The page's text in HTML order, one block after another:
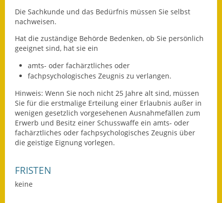
Freizeit- & Sportstätten
Gesundheit & Soziales
Termine &
Veranstaltungen
Vereine
Die Sachkunde und das Bedürfnis müssen Sie selbst
nachweisen.
Hat die zuständige Behörde Bedenken, ob Sie persönlich
geeignet sind, hat sie ein
amts- oder fachärztliches oder
fachpsychologisches Zeugnis zu verlangen.
Hinweis: Wenn Sie noch nicht 25 Jahre alt sind, müssen
Sie für die erstmalige Erteilung einer Erlaubnis außer in
wenigen gesetzlich vorgesehenen Ausnahmefällen zum
Erwerb und Besitz einer Schusswaffe ein amts- oder
fachärztliches oder fachpsychologisches Zeugnis über
die geistige Eignung vorlegen.
FRISTEN
keine